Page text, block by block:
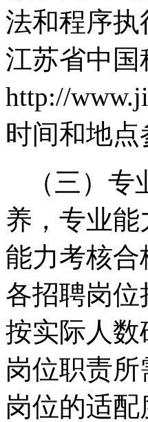
法和程序
江苏省中
http://
时间和地
（三）
养，专业
能力考核
各招聘岗
按实际人
岗位职责
岗位的适